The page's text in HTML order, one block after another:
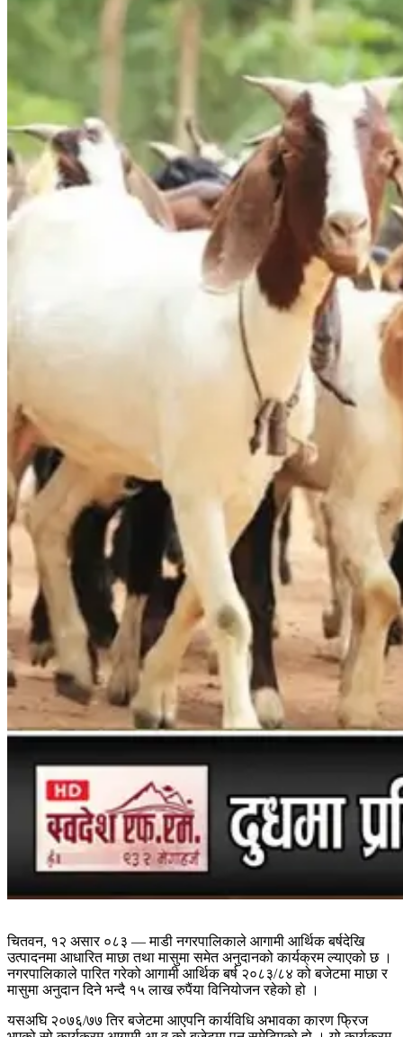
चितवन, १२ असार ०८३ — माडी नगरपालिकाले आगामी आर्थिक बर्षदेखि
उत्पादनमा आधारित माछा तथा मासुमा समेत अनुदानको कार्यक्रम ल्याएको छ ।
नगरपालिकाले पारित गरेको आगामी आर्थिक बर्ष २०८३/८४ को बजेटमा माछा र
मासुमा अनुदान दिने भन्दै १५ लाख रुपैंया विनियोजन रहेको हो ।
यसअघि २०७६/७७ तिर बजेटमा आएपनि कार्यविधि अभावका कारण फ्रिज